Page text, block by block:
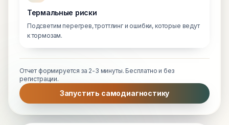
Термальные риски
Подсветим перегрев, троттлинг и ошибки, которые ведут
к тормозам.
Отчет формируется за 2-3 минуты. Бесплатно и без
регистрации.
Запустить самодиагностику